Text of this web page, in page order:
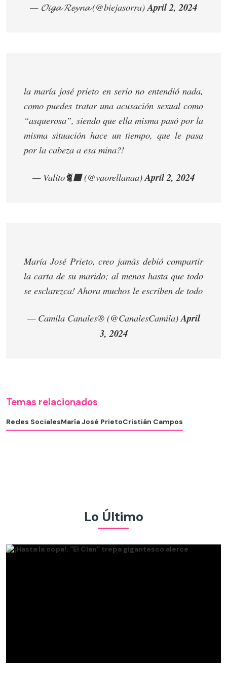
— 𝓞𝓲𝓰𝓪 𝓡𝓮𝔂𝓷𝓪 (@biejasorra)April 2, 2024
la maría josé prieto en serio no entendió nada,
como puedes tratar una acusación sexual como
“asquerosa”, siendo que ella misma pasó por la
misma situación hace un tiempo, que le pasa
por la cabeza a esa mina?!
— Valito🐈‍⬛ (@vaorellanaa)April 2, 2024
María José Prieto, creo jamás debió compartir
la carta de su marido; al menos hasta que todo
se esclarezca! Ahora muchos le escriben de todo
— Camila Canales®️ (@CanalesCamila)April
3, 2024
Temas relacionados
Redes SocialesMaría José PrietoCristián Campos
Lo Último